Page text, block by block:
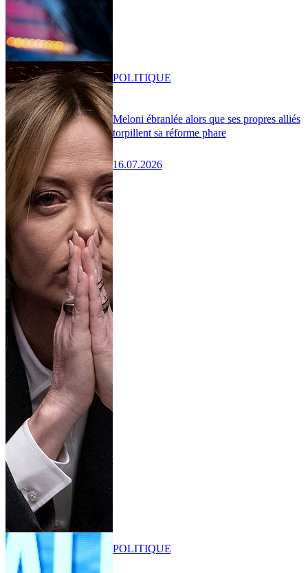
Meloni ébranlée alors que ses propres alliés
torpillent sa réforme phare
16.07.2026
POLITIQUE
POLITIQUE